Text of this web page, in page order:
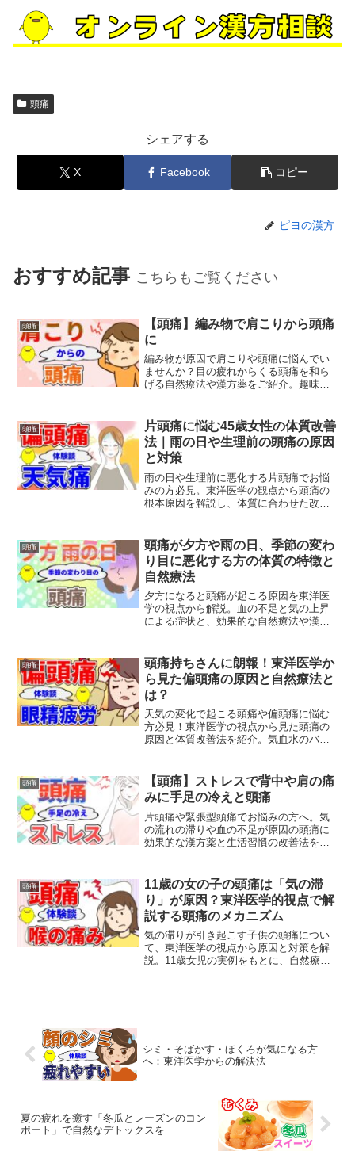
頭痛
シェアする
X Facebook コピー
ピヨの漢方
おすすめ記事 こちらもご覧ください
頭痛
【頭痛】編み物で肩こりから頭痛
に
編み物が原因で肩こりや頭痛に悩んでい
ませんか？目の疲れからくる頭痛を和ら
げる自然療法や漢方薬をご紹介。趣味を
頭痛
片頭痛に悩む45歳女性の体質改善
法｜雨の日や生理前の頭痛の原因
と対策
雨の日や生理前に悪化する片頭痛でお悩
みの方必見。東洋医学の観点から頭痛の
根本原因を解説し、体質に合わせた改善
頭痛
頭痛が夕方や雨の日、季節の変わ
り目に悪化する方の体質の特徴と
自然療法
夕方になると頭痛が起こる原因を東洋医
学の視点から解説。血の不足と気の上昇
による症状と、効果的な自然療法や漢方
頭痛
頭痛持ちさんに朗報！東洋医学か
ら見た偏頭痛の原因と自然療法と
は？
天気の変化で起こる頭痛や偏頭痛に悩む
方必見！東洋医学の視点から見た頭痛の
原因と体質改善法を紹介。気血水のバラ
頭痛
【頭痛】ストレスで背中や肩の痛
みに手足の冷えと頭痛
片頭痛や緊張型頭痛でお悩みの方へ。気
の流れの滞りや血の不足が原因の頭痛に
効果的な漢方薬と生活習慣の改善法をご
頭痛
11歳の女の子の頭痛は「気の滞
り」が原因？東洋医学的視点で解
説する頭痛のメカニズム
気の滞りが引き起こす子供の頭痛につい
て、東洋医学の視点から原因と対策を解
説。11歳女児の実例をもとに、自然療法
シミ・そばかす・ほくろが気になる方
へ：東洋医学からの解決法
夏の疲れを癒す「冬瓜とレーズンのコン
ポート」で自然なデトックスを